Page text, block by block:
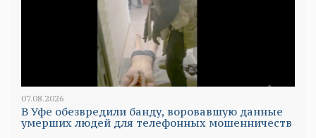
07.08.2026
В Уфе обезвредили банду, воровавшую данные
умерших людей для телефонных мошенничеств